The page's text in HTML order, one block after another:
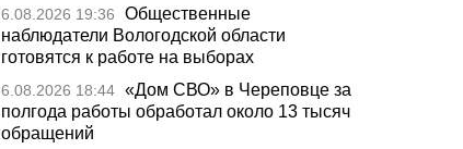
6.08.2026 19:36
Общественные
наблюдатели Вологодской области
готовятся к работе на выборах
6.08.2026 18:44 «Дом СВО» в Череповце за
полгода работы обработал около 13 тысяч
обращений